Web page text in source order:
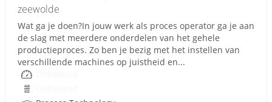
zeewolde
Wat ga je doen?In jouw werk als proces operator ga je aan
de slag met meerdere onderdelen van het gehele
productieproces. Zo ben je bezig met het instellen van
verschillende machines op juistheid en...